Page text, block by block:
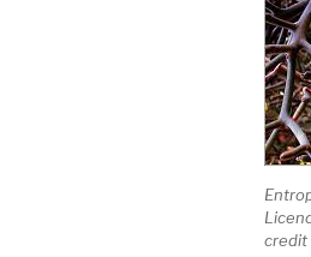
credit